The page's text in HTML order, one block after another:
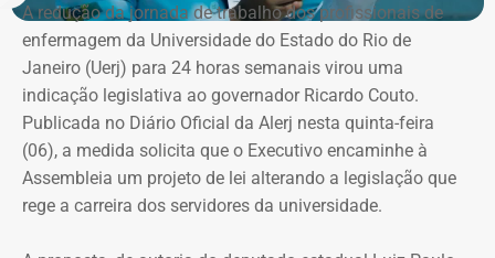
Nova York, na PUC e no Institiuto Damásio. Se alguém diz
que eu me formei na NYU, não fui eu, porque sempre
procurei ser muito preciso com isso”, diz André Marinho.
No material de divulgação da campanha, nas redes
sociais, realmente, não há qualquer referência à
formatura.
A redução da jornada de trabalho dos profissionais de
enfermagem da Universidade do Estado do Rio de
Janeiro (Uerj) para 24 horas semanais virou uma
indicação legislativa ao governador Ricardo Couto.
Publicada no Diário Oficial da Alerj nesta quinta-feira
(06), a medida solicita que o Executivo encaminhe à
Assembleia um projeto de lei alterando a legislação que
rege a carreira dos servidores da universidade.